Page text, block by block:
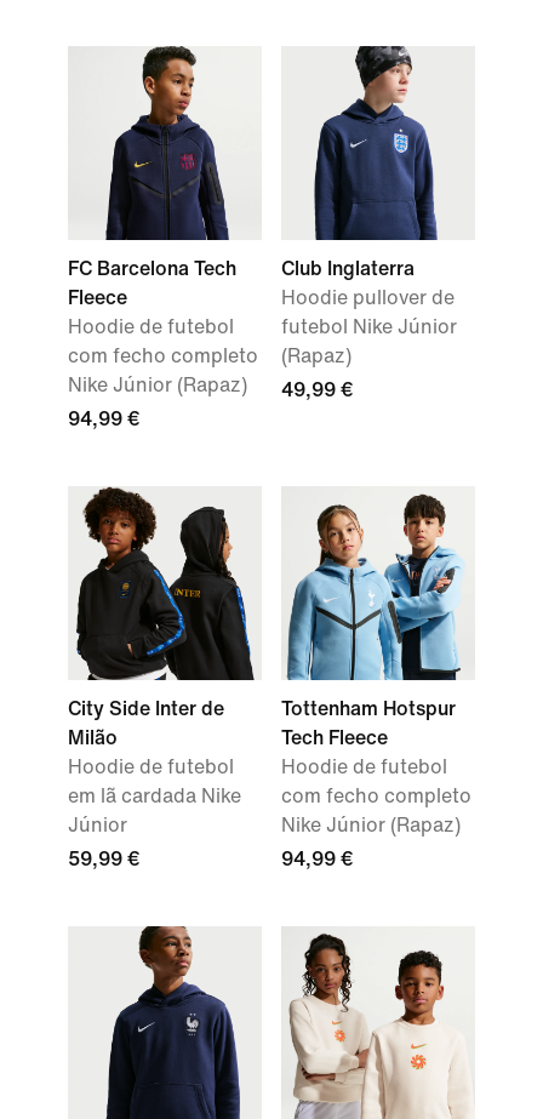
FC Barcelona Tech
Fleece
Hoodie de futebol
com fecho completo
Nike Júnior (Rapaz)
94,99 €
Club Inglaterra
Hoodie pullover de
futebol Nike Júnior
(Rapaz)
49,99 €
City Side Inter de
Milão
Hoodie de futebol
em lã cardada Nike
Júnior
59,99 €
Tottenham Hotspur
Tech Fleece
Hoodie de futebol
com fecho completo
Nike Júnior (Rapaz)
94,99 €